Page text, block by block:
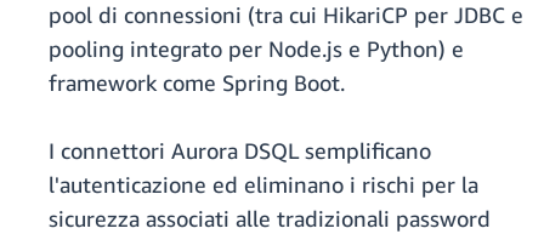
pool di connessioni (tra cui HikariCP per JDBC e
pooling integrato per Node.js e Python) e
framework come Spring Boot.
I connettori Aurora DSQL semplificano
l'autenticazione ed eliminano i rischi per la
sicurezza associati alle tradizionali password